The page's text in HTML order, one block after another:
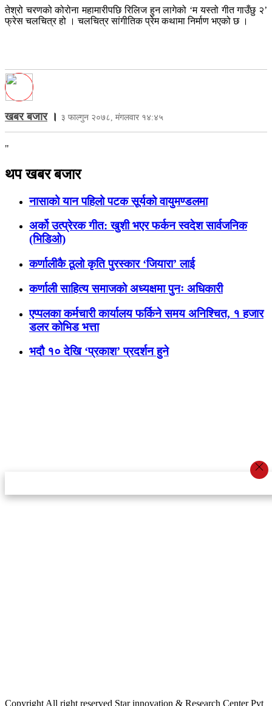
तेश्रो चरणको कोरोना महामारीपछि रिलिज हुन लागेको ‘म यस्तो गीत गाउँछु २’
फ्रेस चलचित्र हो । चलचित्र सांगीतिक प्रेम कथामा निर्माण भएको छ ।
खबर बजार। ३ फाल्गुन २०७८, मंगलवार १४:४५
"
थप खबर बजार
नासाको यान पहिलो पटक सूर्यको वायुमण्डलमा
अर्को उत्प्रेरक गीत: खुशी भएर फर्कन स्वदेश सार्वजनिक
(भिडिओ)
कर्णालीकै ठूलो कृति पुरस्कार ‘जियारा’ लाई
कर्णाली साहित्य समाजको अध्यक्षमा पुनः अधिकारी
एप्पलका कर्मचारी कार्यालय फर्किने समय अनिश्चित, १ हजार
डलर कोभिड भत्ता
भदौ १० देखि ‘प्रकाश’ प्रदर्शन हुने
Copyright All right reserved Star innovation & Research Center Pvt